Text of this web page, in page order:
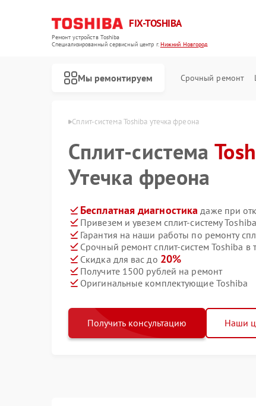
FIX-TOSHIBA
Ремонт устройств Toshiba
Специализированный cервисный центр г.Нижний Новгород
Мы ремонтируем Срочный ремонт
Нижнем Новгороде Сплит-система Toshiba утечка фреона
Сплит-система
Утечка фреона
Бесплатная диагностика даже при
Привезем и увезем сплит-систему
Гарантия на наши работы по ремонту
Срочный ремонт сплит-систем Toshiba в
Скидка для вас до 20%
Получите 1500 рублей на ремонт
Оригинальные комплектующие Toshiba
Получить консультацию Наши